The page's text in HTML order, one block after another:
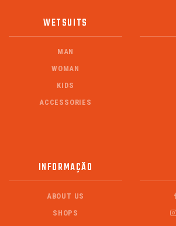
WETSUITS
MAN
WOMAN
KIDS
ACCESSORIES
INFORMAÇÃO
ABOUT US
SHOPS